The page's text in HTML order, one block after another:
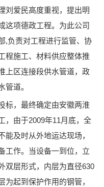
刘爱民高度重视，提出明
这项德政工程。为此公司
,负责对工程进行监管、协
程施工、材料供应整体推
上区连接段供水管道，政
管道。
标，最终确定由安徽两淮
，由于2009年11月底，全
及时从外地运达现场，
工作。当设备一到位，立
双层形式，内层为直径630
起到保护作用的钢管，